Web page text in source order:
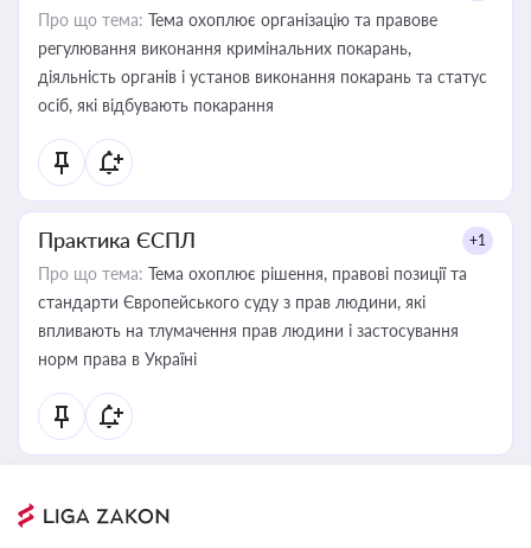
Про що тема: Тема охоплює організацію та правове
регулювання виконання кримінальних покарань,
діяльність органів і установ виконання покарань та статус
осіб, які відбувають покарання
Практика ЄСПЛ +1
Про що тема: Тема охоплює рішення, правові позиції та
стандарти Європейського суду з прав людини, які
впливають на тлумачення прав людини і застосування
норм права в Україні